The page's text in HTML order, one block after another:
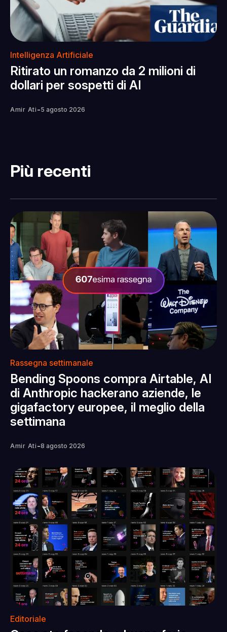
Intelligenza Artificiale
Ritirato un romanzo da 2 milioni di
dollari per sospetti di AI
Amir Ati -5 agosto 2026
Più recenti
Rassegna settimanale
Bending Spoons compra Airtable, AI
di Anthropic hackerano aziende, le
gigafactory europee, il meglio della
settimana
Amir Ati -8 agosto 2026
Editoriale